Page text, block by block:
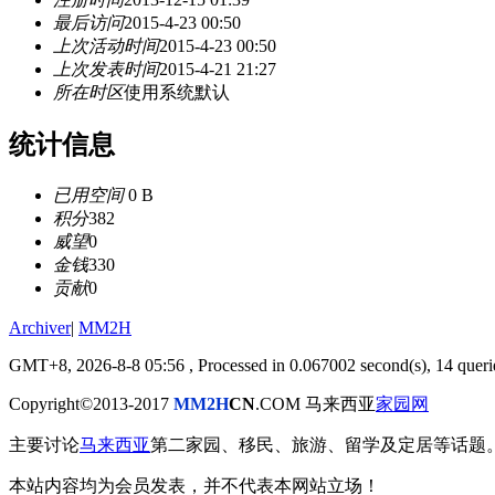
最后访问2015-4-23 00:50
上次活动时间2015-4-23 00:50
上次发表时间2015-4-21 21:27
所在时区使用系统默认
统计信息
已用空间0 B
积分382
威望0
金钱330
贡献0
Archiver| MM2H
GMT+8, 2026-8-8 05:56 , Processed in 0.067002 second(s), 14
Copyright©2013-2017 MM2HCN.COM 马来西亚家园网
主要讨论马来西亚第二家园、移民、旅游、留学及定居等话题。
本站内容均为会员发表，并不代表本网站立场！